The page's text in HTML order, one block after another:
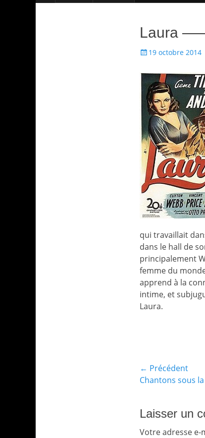
Laura
Écrit19 octobre 2014
qui travaillait
dans le hall de
principalement
femme du
apprend à la
intime, et
Laura.
Navigation
de
l’article
← Précédent
Article
Chantons sous
Laisser un
Votre adresse e-